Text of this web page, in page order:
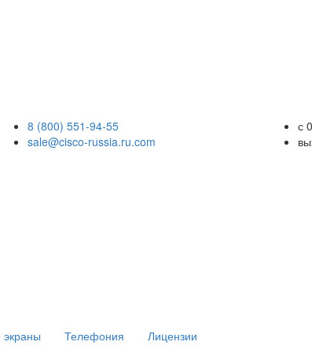
8 (800) 551-94-55
sale@cisco-russia.ru.com
с
Телефония Лицензии